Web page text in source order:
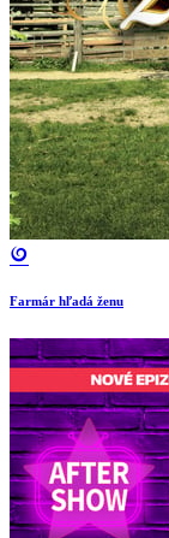
Farmár hľadá ženu